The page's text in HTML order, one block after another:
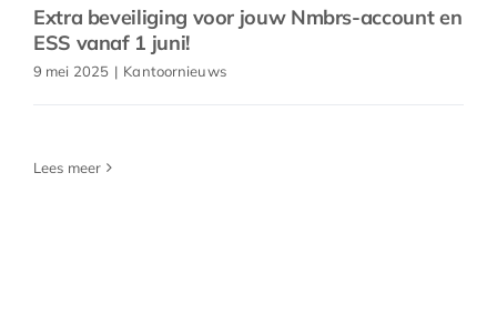
Extra beveiliging voor jouw Nmbrs-account en
ESS vanaf 1 juni!
9 mei 2025 | Kantoornieuws
Lees meer